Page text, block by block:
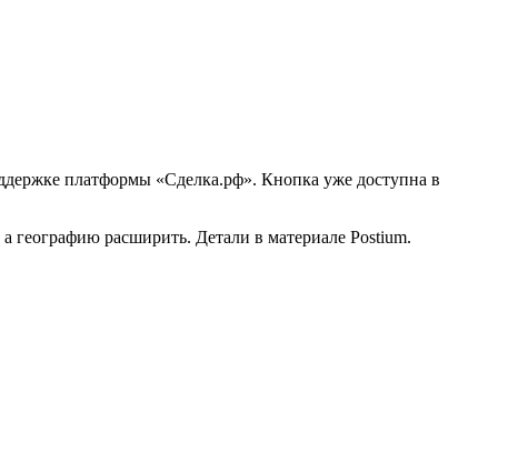
платформы «Сделка.рф». Кнопка уже доступна в
расширить. Детали в материале Postium.